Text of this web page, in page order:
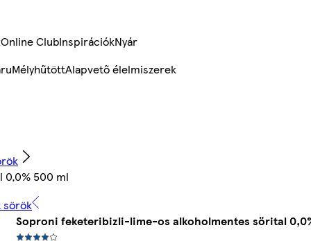
Online ClubInspirációkNyár
MélyhűtöttAlapvető élelmiszerek
500 ml
sörök
Soproni feketeribizli-lime-os alkoholmentes sörital